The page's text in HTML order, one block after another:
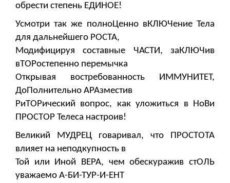
обрести степень ЕДИНОЕ!
Усмотри так же полноЦенно вКЛЮЧение Тела
для дальнейшего РОСТА,
Модифицируя составные ЧАСТИ, заКЛЮЧив
вТОРостепенно перемычка
Открывая востребованность ИММУНИТЕТ,
ДоПолнительно АРАзместив
РиТОРический вопрос, как уложиться в НоВи
ПРОСТОР Телеса настроив!
Великий МУДРЕЦ говаривал, что ПРОСТОТА
влияет на неподкупность в
Той или Иной ВЕРА, чем обескуражив стОЛЬ
уважаемо А-БИ-ТУР-И-ЕНТ